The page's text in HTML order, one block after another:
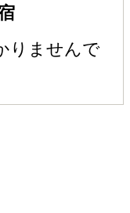
りませんで